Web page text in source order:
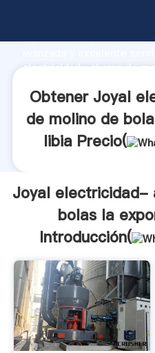
capacidad de producción,
electricidad- ahorro de
valores a todos los
Obtener Joyal
de molino de
libia Precio(
Joyal electricidad-
bolas la
Introducción(